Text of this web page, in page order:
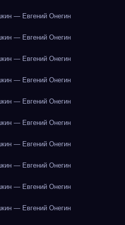
— Евгений Онегин
— Евгений Онегин
— Евгений Онегин
— Евгений Онегин
— Евгений Онегин
— Евгений Онегин
— Евгений Онегин
— Евгений Онегин
— Евгений Онегин
— Евгений Онегин